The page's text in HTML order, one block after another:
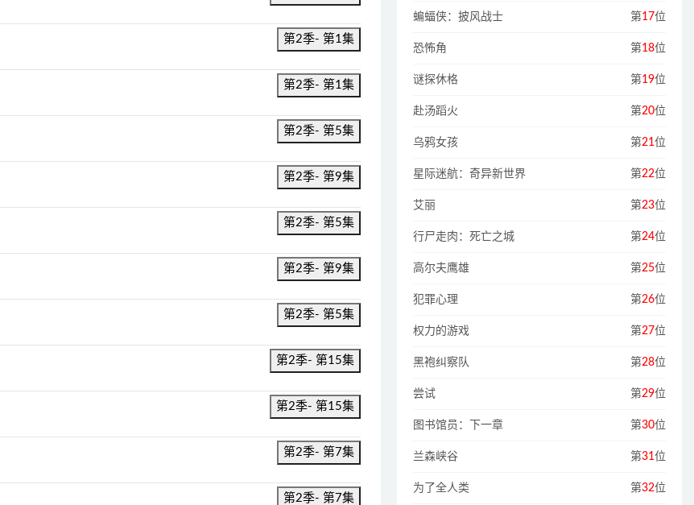
第2季- 第1集
第2季- 第1集
第2季- 第5集
第2季- 第9集
第2季- 第5集
第2季- 第9集
第2季- 第5集
第2季- 第15集
第2季- 第15集
第2季- 第7集
第2季- 第7集
蝙蝠侠：披风战士 第17位
恐怖角 第18位
谜探休格 第19位
赴汤蹈火 第20位
乌鸦女孩 第21位
星际迷航：奇异新世界 第22位
艾丽 第23位
行尸走肉：死亡之城 第24位
高尔夫鹰雄 第25位
犯罪心理 第26位
权力的游戏 第27位
黑袍纠察队 第28位
尝试 第29位
图书馆员：下一章 第30位
兰森峡谷 第31位
为了全人类 第32位